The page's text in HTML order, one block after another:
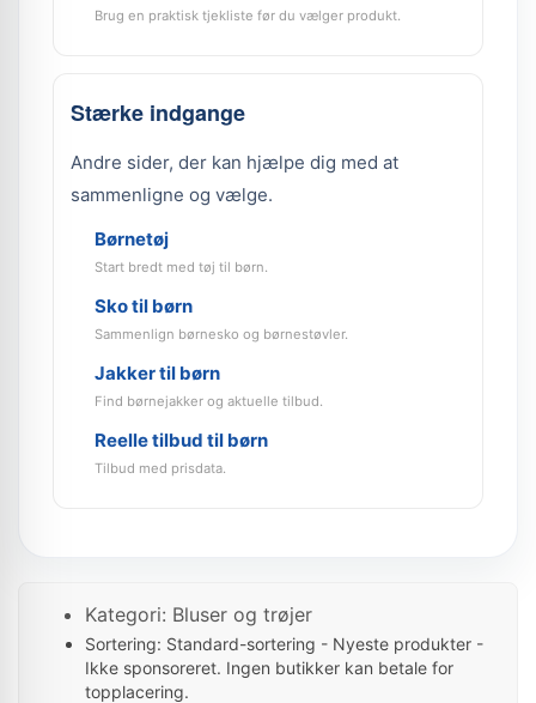
Brug en praktisk tjekliste før du vælger produkt.
Stærke indgange
Andre sider, der kan hjælpe dig med at
sammenligne og vælge.
Børnetøj
Start bredt med tøj til børn.
Sko til børn
Sammenlign børnesko og børnestøvler.
Jakker til børn
Find børnejakker og aktuelle tilbud.
Reelle tilbud til børn
Tilbud med prisdata.
Kategori: Bluser og trøjer
Sortering: Standard-sortering - Nyeste produkter -
Ikke sponsoreret. Ingen butikker kan betale for
topplacering.